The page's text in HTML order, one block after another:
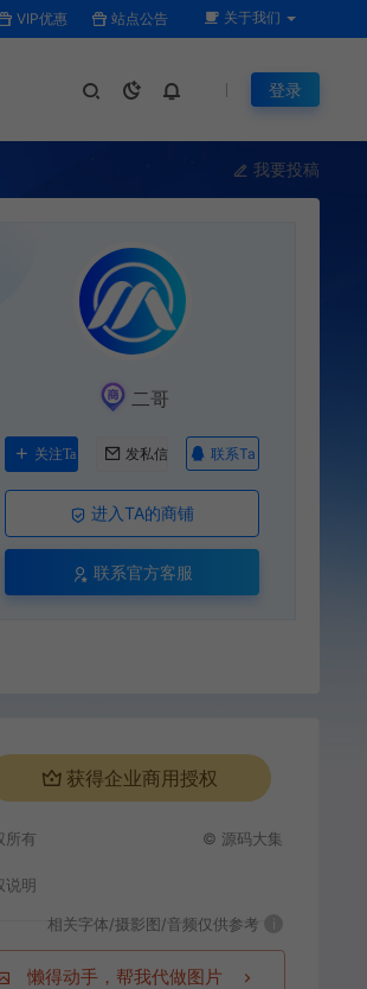
VIP优惠 站点公告 关于我们
登录
我要投稿
二哥
关注Ta 发私信 联系Ta
进入TA的商铺
联系官方客服
获得企业商用授权
所有 © 源码大集
说明
相关字体/摄影图/音频仅供参考 i
懒得动手，帮我代做图片